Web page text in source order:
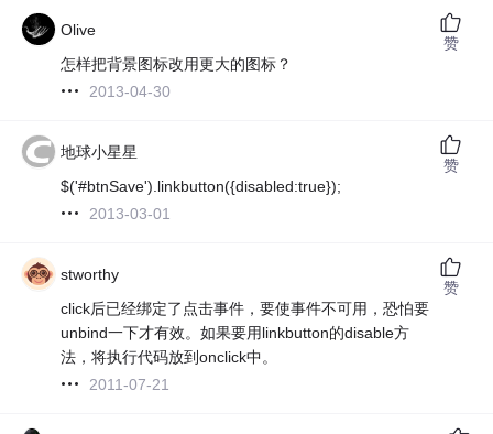
Olive
怎样把背景图标改用更大的图标？
2013-04-30
赞
地球小星星
$('#btnSave').linkbutton({disabled:true});
2013-03-01
赞
stworthy
click后已经绑定了点击事件，要使事件不可用，恐怕要
unbind一下才有效。如果要用linkbutton的disable方
法，将执行代码放到onclick中。
2011-07-21
赞